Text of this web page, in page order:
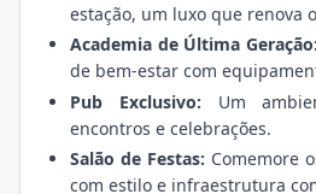
estação, um luxo que renova
Academia de Última Geração:
de bem-estar com
Pub Exclusivo: Um
encontros e celebrações.
Salão de Festas: Comemore
com estilo e infraestrutura